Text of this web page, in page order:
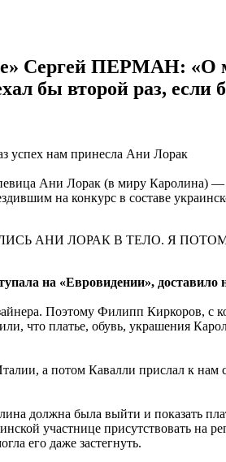
Сергей ПЕРМАН: «О
бы второй раз, если
успех нам принесла Ани Лорак
Ани Лорак (в миру Каролина)
на конкурс в составе
АНИ ЛОРАК В ТЕЛО. Я
на «Евровидении», доставило
Поэтому Филипп Киркоров, с
что платье, обувь, украшения
а потом Кавалли прислал к нам
должна была выйти и показать
участнице присутствовать на
его даже застегнуть.